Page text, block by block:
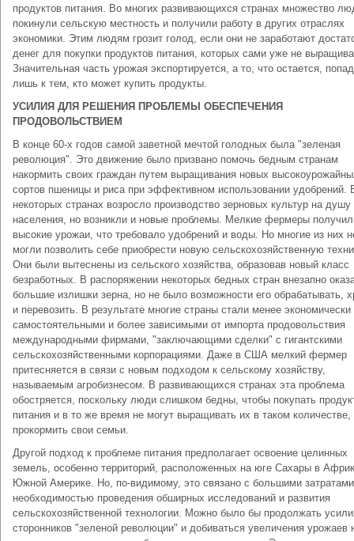
продуктов питания. Во многих развивающихся странах множество
покинули сельскую местность и получили работу в других отраслях
экономики. Этим людям грозит голод, если они не заработают
денег для покупки продуктов питания, которых сами уже не
Значительная часть урожая экспортируется, а то, что остается,
лишь к тем, кто может купить продукты.
УСИЛИЯ ДЛЯ РЕШЕНИЯ ПРОБЛЕМЫ ОБЕСПЕЧЕНИЯ
ПРОДОВОЛЬСТВИЕМ
В конце 60-х годов самой заветной мечтой голодных была "зеленая
революция". Это движение было призвано помочь бедным странам
накормить своих граждан путем выращивания новых
сортов пшеницы и риса при эффективном использовании удобрений.
некоторых странах возросло производство зерновых культур на душу
населения, но возникли и новые проблемы. Мелкие фермеры
высокие урожаи, что требовало удобрений и воды. Но многие из них
могли позволить себе приобрести новую сельскохозяйственную
Они были вытеснены из сельского хозяйства, образовав новый класс
безработных. В распоряжении некоторых бедных стран внезапно
большие излишки зерна, но не было возможности его обрабатывать,
и перевозить. В результате многие страны стали менее экономически
самостоятельными и более зависимыми от импорта продовольствия
международными фирмами, "заключающими сделки" с гигантскими
сельскохозяйственными корпорациями. Даже в США мелкий фермер
притесняется в связи с новым подходом к сельскому хозяйству,
называемым агробизнесом. В развивающихся странах эта проблема
обостряется, поскольку люди слишком бедны, чтобы покупать
питания и в то же время не могут выращивать их в таком количестве,
прокормить свои семьи.
Другой подход к проблеме питания предполагает освоение целинных
земель, особенно территорий, расположенных на юге Сахары в
Южной Америке. Но, по-видимому, это связано с большими затратами
необходимостью проведения обширных исследований и развития
сельскохозяйственной технологии. Можно было бы продолжать
сторонников "зеленой революции" и добиваться увеличения урожаев